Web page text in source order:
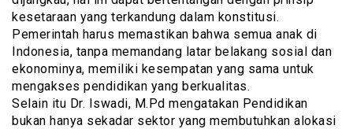
kesetaraan yang terkandung dalam konstitusi.
Pemerintah harus memastikan bahwa semua anak di
Indonesia, tanpa memandang latar belakang sosial dan
ekonominya, memiliki kesempatan yang sama untuk
mengakses pendidikan yang berkualitas.
Selain itu Dr. Iswadi, M.Pd mengatakan Pendidikan
bukan hanya sekadar sektor yang membutuhkan alokasi